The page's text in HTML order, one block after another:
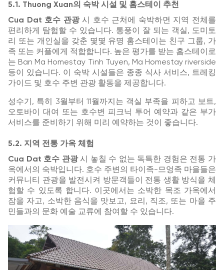
5.1. Thuong Xuan의 숙박 시설 및 홈스테이 추천
Cua Dat 호수 관광시 호수 근처에 숙박하면 지역 전체를
편리하게 탐험할 수 있습니다. 통풍이 잘 되는 객실, 도미토
리 또는 개인실을 갖춘 몇몇 유명 홈스테이는 친구 그룹, 가
족 또는 커플에게 적합합니다. 높은 평가를 받는 홈스테이로
는 Ban Ma Homestay Tinh Tuyen, Ma Homestay riverside
등이 있습니다. 이 숙박 시설들은 종종 식사 서비스, 트레킹
가이드 및 호수 주변 관광 활동을 제공합니다.
성수기, 특히 3월부터 11월까지는 객실 부족을 피하고 보트,
오토바이 대여 또는 호수변 피크닉 투어 예약과 같은 부가
서비스를 준비하기 위해 미리 예약하는 것이 좋습니다.
5.2. 지역 전통 가옥 체험
Cua Dat 호수 관광시 놓칠 수 없는 독특한 경험은 전통 가
옥에서의 숙박입니다. 호수 주변의 타이족-므엉족 마을들은
커뮤니티 관광을 발전시켜 방문객들이 전통 생활 방식을 체
험할 수 있도록 합니다. 이곳에서는 소박한 목조 가옥에서
잠을 자고, 소박한 음식을 맛보고, 요리, 직조, 또는 마을 주
민들과의 문화 예술 교류에 참여할 수 있습니다.